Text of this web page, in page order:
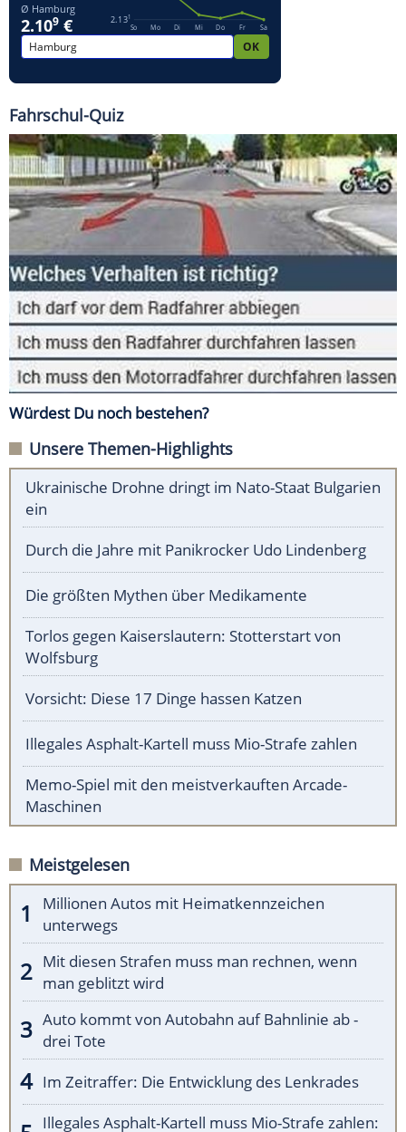
Fahrschul-Quiz
Würdest Du noch bestehen?
Unsere Themen-Highlights
Ukrainische Drohne dringt im Nato-Staat Bulgarien
ein
Durch die Jahre mit Panikrocker Udo Lindenberg
Die größten Mythen über Medikamente
Torlos gegen Kaiserslautern: Stotterstart von
Wolfsburg
Vorsicht: Diese 17 Dinge hassen Katzen
Illegales Asphalt-Kartell muss Mio-Strafe zahlen
Memo-Spiel mit den meistverkauften Arcade-
Maschinen
Meistgelesen
Millionen Autos mit Heimatkennzeichen
unterwegs
Mit diesen Strafen muss man rechnen, wenn
man geblitzt wird
Auto kommt von Autobahn auf Bahnlinie ab -
drei Tote
Im Zeitraffer: Die Entwicklung des Lenkrades
Illegales Asphalt-Kartell muss Mio-Strafe zahlen: